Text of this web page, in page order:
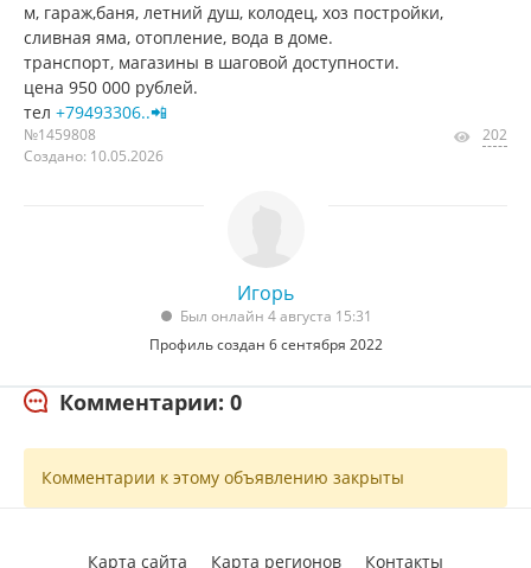
м, гараж,баня, летний душ, колодец, хоз постройки,
сливная яма, отопление, вода в доме.
транспорт, магазины в шаговой доступности.
цена 950 000 рублей.
тел +79493306..📲
№1459808
Создано: 10.05.2026
202
Игорь
Был онлайн 4 августа 15:31
Профиль создан 6 сентября 2022
Комментарии: 0
Комментарии к этому объявлению закрыты
Карта сайта Карта регионов Контакты